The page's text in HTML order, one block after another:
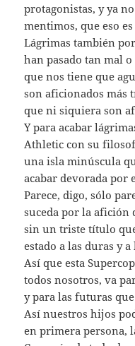
protagonistas, y ya
mentimos, que eso
Lágrimas también
han pasado tan mal
que nos tiene que
son aficionados más
que ni siquiera son
Y para acabar
Athletic con su
una isla minúscula
acabar devorada por
Parece, digo, sólo
suceda por la afición
sin un triste título
estado a las duras y
Así que esta
todos nosotros, va
y para las futuras
Así nuestros hijos
en primera persona,